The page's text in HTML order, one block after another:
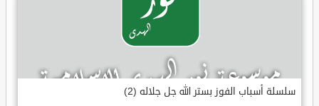
سلسلة أسباب الفوز بستر الله جل جلاله (2)